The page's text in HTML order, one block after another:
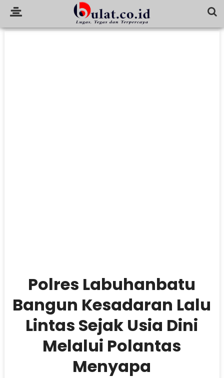
Polres Labuhanbatu
Bangun Kesadaran Lalu
Lintas Sejak Usia Dini
Melalui Polantas
Menyapa